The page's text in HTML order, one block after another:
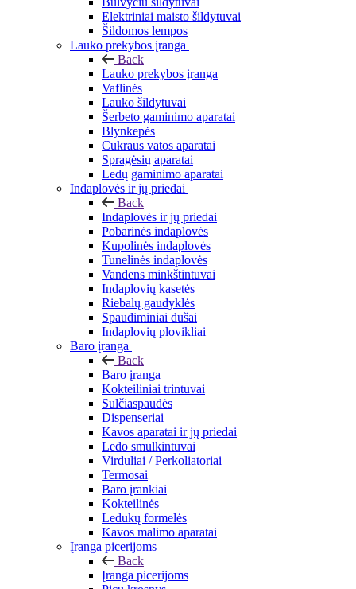
Elektriniai maisto šildytuvai
Šildomos lempos
Lauko prekybos įranga
Back
Lauko prekybos įranga
Vaflinės
Lauko šildytuvai
Šerbeto gaminimo aparatai
Blynkepės
Cukraus vatos aparatai
Spragėsių aparatai
Ledų gaminimo aparatai
Indaplovės ir jų priedai
Back
Indaplovės ir jų priedai
Pobarinės indaplovės
Kupolinės indaplovės
Tunelinės indaplovės
Vandens minkštintuvai
Indaplovių kasetės
Riebalų gaudyklės
Spaudiminiai dušai
Indaplovių plovikliai
Baro įranga
Back
Baro įranga
Kokteiliniai trintuvai
Sulčiaspaudės
Dispenseriai
Kavos aparatai ir jų priedai
Ledo smulkintuvai
Virduliai / Perkoliatoriai
Termosai
Baro įrankiai
Kokteilinės
Ledukų formelės
Kavos malimo aparatai
Įranga picerijoms
Back
Įranga picerijoms